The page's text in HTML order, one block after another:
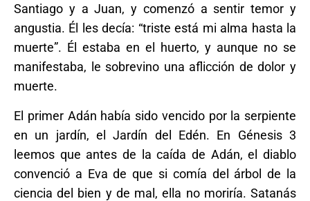
Santiago y a Juan, y comenzó a sentir temor y
angustia. Él les decía: “triste está mi alma hasta la
muerte”. Él estaba en el huerto, y aunque no se
manifestaba, le sobrevino una aflicción de dolor y
muerte.
El primer Adán había sido vencido por la serpiente
en un jardín, el Jardín del Edén. En Génesis 3
leemos que antes de la caída de Adán, el diablo
convenció a Eva de que si comía del árbol de la
ciencia del bien y de mal, ella no moriría. Satanás